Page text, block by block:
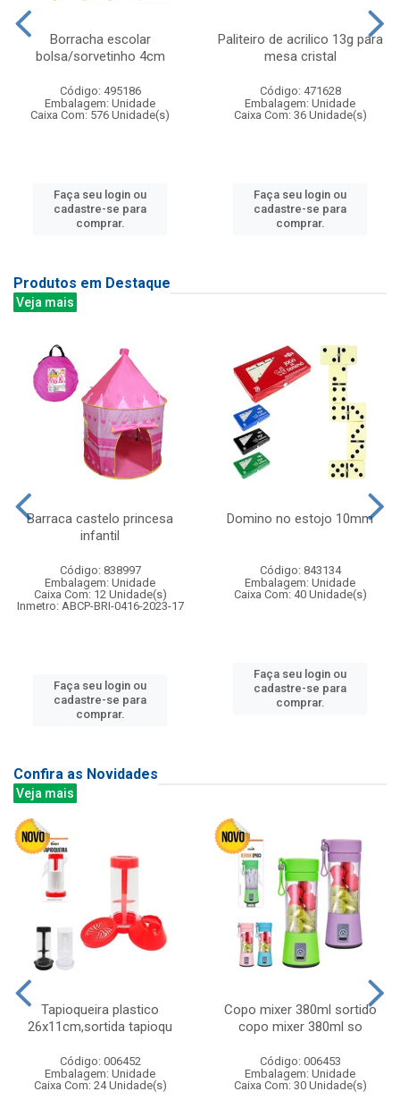
Borracha escolar
bolsa/sorvetinho 4cm
Código: 495186
Embalagem: Unidade
Caixa Com: 576 Unidade(s)
Faça seu login ou
cadastre-se para
comprar.
Paliteiro de acrilico 13g para
mesa cristal
Código: 471628
Embalagem: Unidade
Caixa Com: 36 Unidade(s)
Faça seu login ou
cadastre-se para
comprar.
Produtos em Destaque
Veja mais
Barraca castelo princesa
infantil
Código: 838997
Embalagem: Unidade
Caixa Com: 12 Unidade(s)
Inmetro: ABCP-BRI-0416-2023-17
Faça seu login ou
cadastre-se para
comprar.
Domino no estojo 10mm
Código: 843134
Embalagem: Unidade
Caixa Com: 40 Unidade(s)
Faça seu login ou
cadastre-se para
comprar.
Confira as Novidades
Veja mais
Tapioqueira plastico
26x11cm,sortida tapioqu
Código: 006452
Embalagem: Unidade
Caixa Com: 24 Unidade(s)
Copo mixer 380ml sortido
copo mixer 380ml so
Código: 006453
Embalagem: Unidade
Caixa Com: 30 Unidade(s)